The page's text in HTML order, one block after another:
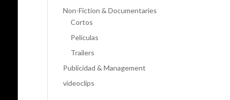
Non-Fiction & Documentaries
Cortos
Películas
Trailers
Publicidad & Management
videoclips